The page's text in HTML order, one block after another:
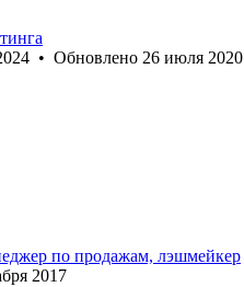
• Обновлено 26 июля 2020
по продажам, лэшмейкер
2017